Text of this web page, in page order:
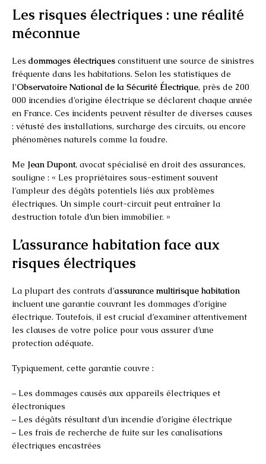
Les risques électriques : une réalité
méconnue
Les dommages électriques constituent une source de sinistres
fréquente dans les habitations. Selon les statistiques de
l’Observatoire National de la Sécurité Électrique, près de 200
000 incendies d’origine électrique se déclarent chaque année
en France. Ces incidents peuvent résulter de diverses causes
: vétusté des installations, surcharge des circuits, ou encore
phénomènes naturels comme la foudre.
Me Jean Dupont, avocat spécialisé en droit des assurances,
souligne : « Les propriétaires sous-estiment souvent
l’ampleur des dégâts potentiels liés aux problèmes
électriques. Un simple court-circuit peut entraîner la
destruction totale d’un bien immobilier. »
L’assurance habitation face aux
risques électriques
La plupart des contrats d’assurance multirisque habitation
incluent une garantie couvrant les dommages d’origine
électrique. Toutefois, il est crucial d’examiner attentivement
les clauses de votre police pour vous assurer d’une
protection adéquate.
Typiquement, cette garantie couvre :
– Les dommages causés aux appareils électriques et
électroniques
– Les dégâts résultant d’un incendie d’origine électrique
– Les frais de recherche de fuite sur les canalisations
électriques encastrées